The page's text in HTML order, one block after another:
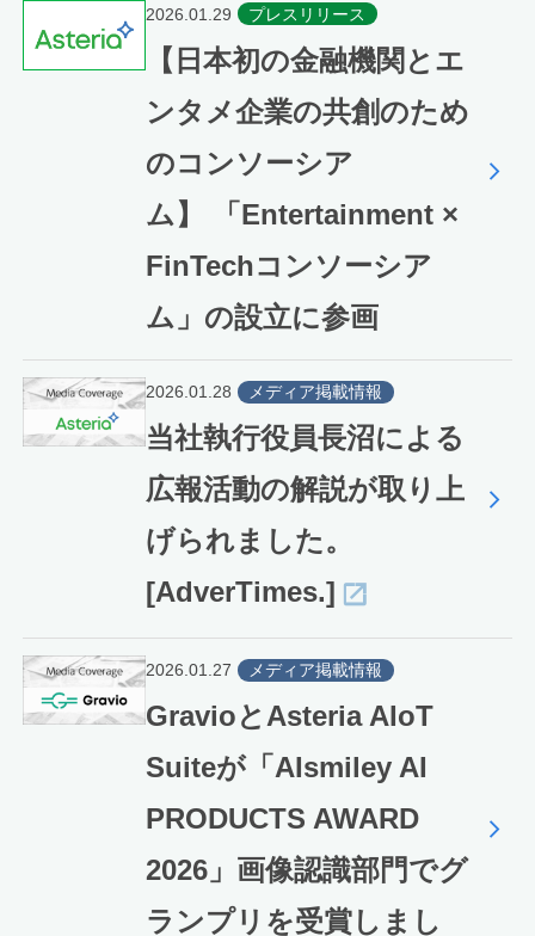
2026.01.29 プレスリリース
【日本初の金融機関とエ
ンタメ企業の共創のため
のコンソーシア
ム】 「Entertainment ×
FinTechコンソーシア
ム」の設立に参画
2026.01.28 メディア掲載情報
当社執行役員長沼による
広報活動の解説が取り上
げられました。
[AdverTimes.]
2026.01.27 メディア掲載情報
GravioとAsteria AIoT
Suiteが「AIsmiley AI
PRODUCTS AWARD
2026」画像認識部門でグ
ランプリを受賞しまし